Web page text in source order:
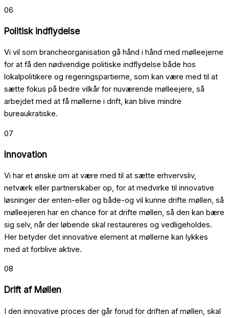
06
Politisk indflydelse
Vi vil som brancheorganisation gå hånd i hånd med mølleejerne
for at få den nødvendige politiske indflydelse både hos
lokalpolitikere og regeringspartierne, som kan være med til at
sætte fokus på bedre vilkår for nuværende mølleejere, så
arbejdet med at få møllerne i drift, kan blive mindre
bureaukratiske.
07
Innovation
Vi har et ønske om at være med til at sætte erhvervsliv,
netværk eller partnerskaber op, for at medvirke til innovative
løsninger der enten-eller og både-og vil kunne drifte møllen, så
mølleejeren har en chance for at drifte møllen, så den kan bære
sig selv, når der løbende skal restaureres og vedligeholdes.
Her betyder det innovative element at møllerne kan lykkes
med at forblive aktive.
08
Drift af Møllen
I den innovative proces der går forud for driften af møllen, skal